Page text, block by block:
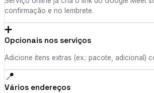
confirmação e no lembrete.
➕
Opcionais nos serviços
Adicione itens extras (ex.: pacote, adicional)
📍
Vários endereços